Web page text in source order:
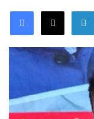
Facebook
X